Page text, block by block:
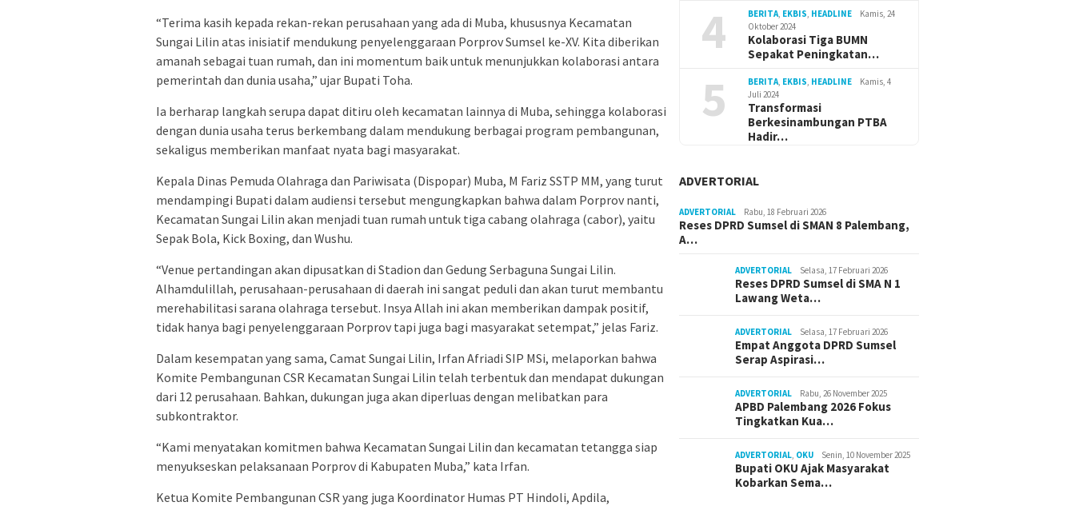
“Terima kasih kepada rekan-rekan perusahaan yang ada di Muba, khususnya Kecamatan
Sungai Lilin atas inisiatif mendukung penyelenggaraan Porprov Sumsel ke-XV. Kita diberikan
amanah sebagai tuan rumah, dan ini momentum baik untuk menunjukkan kolaborasi antara
pemerintah dan dunia usaha,” ujar Bupati Toha.
Ia berharap langkah serupa dapat ditiru oleh kecamatan lainnya di Muba, sehingga kolaborasi
dengan dunia usaha terus berkembang dalam mendukung berbagai program pembangunan,
sekaligus memberikan manfaat nyata bagi masyarakat.
Kepala Dinas Pemuda Olahraga dan Pariwisata (Dispopar) Muba, M Fariz SSTP MM, yang turut
mendampingi Bupati dalam audiensi tersebut mengungkapkan bahwa dalam Porprov nanti,
Kecamatan Sungai Lilin akan menjadi tuan rumah untuk tiga cabang olahraga (cabor), yaitu
Sepak Bola, Kick Boxing, dan Wushu.
“Venue pertandingan akan dipusatkan di Stadion dan Gedung Serbaguna Sungai Lilin.
Alhamdulillah, perusahaan-perusahaan di daerah ini sangat peduli dan akan turut membantu
merehabilitasi sarana olahraga tersebut. Insya Allah ini akan memberikan dampak positif,
tidak hanya bagi penyelenggaraan Porprov tapi juga bagi masyarakat setempat,” jelas Fariz.
Dalam kesempatan yang sama, Camat Sungai Lilin, Irfan Afriadi SIP MSi, melaporkan bahwa
Komite Pembangunan CSR Kecamatan Sungai Lilin telah terbentuk dan mendapat dukungan
dari 12 perusahaan. Bahkan, dukungan juga akan diperluas dengan melibatkan para
subkontraktor.
“Kami menyatakan komitmen bahwa Kecamatan Sungai Lilin dan kecamatan tetangga siap
menyukseskan pelaksanaan Porprov di Kabupaten Muba,” kata Irfan.
Ketua Komite Pembangunan CSR yang juga Koordinator Humas PT Hindoli, Apdila,
4 BERITA, EKBIS, HEADLINE
Kamis, 24
Oktober 2024
Kolaborasi Tiga BUMN
Sepakat Peningkatan…
5 BERITA, EKBIS, HEADLINE
Kamis, 4
Juli 2024
Transformasi
Berkesinambungan PTBA
Hadir…
ADVERTORIAL
ADVERTORIAL Rabu, 18 Februari 2026
Reses DPRD Sumsel di SMAN 8 Palembang,
A…
ADVERTORIAL Selasa, 17 Februari 2026
Reses DPRD Sumsel di SMA N 1
Lawang Weta…
ADVERTORIAL Selasa, 17 Februari 2026
Empat Anggota DPRD Sumsel
Serap Aspirasi…
ADVERTORIAL Rabu, 26 November 2025
APBD Palembang 2026 Fokus
Tingkatkan Kua…
ADVERTORIAL, OKU Senin, 10 November 2025
Bupati OKU Ajak Masyarakat
Kobarkan Sema…